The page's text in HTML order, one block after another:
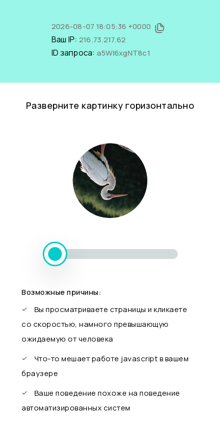
2026-08-07 18:05:36 +0000
Ваш IP: 216.73.217.62
ID запроса: a5Wl6xgNT8c1
Разверните картинку горизонтально
Возможные причины:
Вы просматриваете страницы и кликаете
со скоростью, намного превышающую
ожидаемую от человека
Что-то мешает работе javascript в вашем
браузере
Ваше поведение похоже на поведение
автоматизированных систем